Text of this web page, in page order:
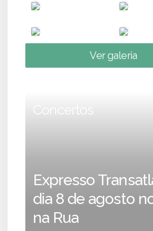
Ver galeria
Concertos
Expresso
dia 8 de agosto
na Rua